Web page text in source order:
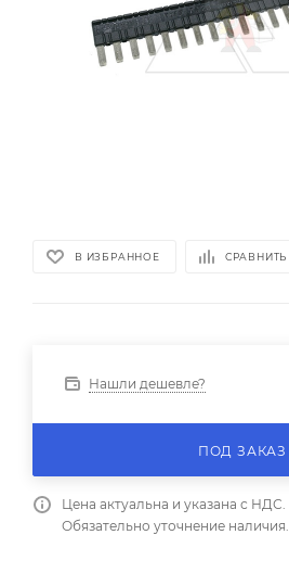
В ИЗБРАННОЕ СРАВНИТЬ
Нашли дешевле?
ПОД ЗАКАЗ
Цена актуальна и указана с НДС.
Обязательно уточнение наличия.